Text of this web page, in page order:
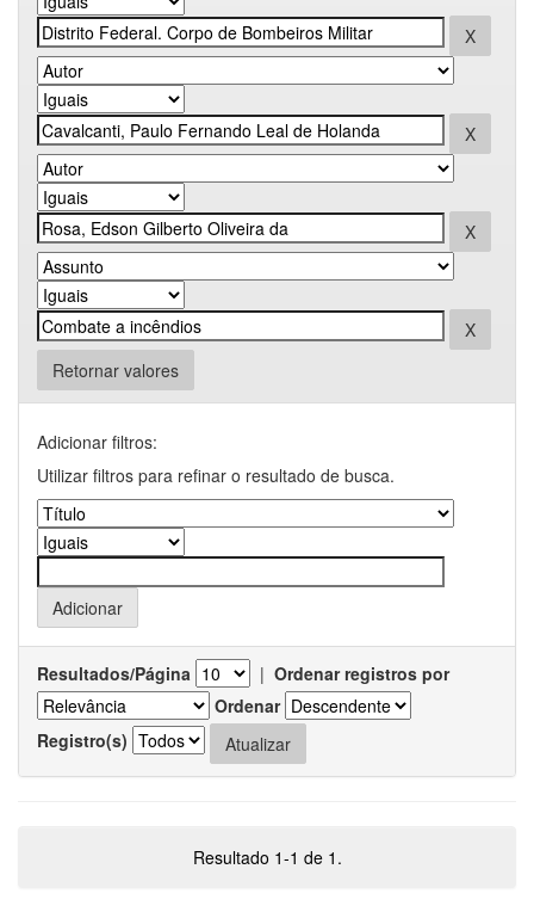
Retornar valores
Adicionar filtros:
Utilizar filtros para refinar o resultado de busca.
Resultados/Página | Ordenar registros por
Ordenar
Registro(s)
Resultado 1-1 de 1.